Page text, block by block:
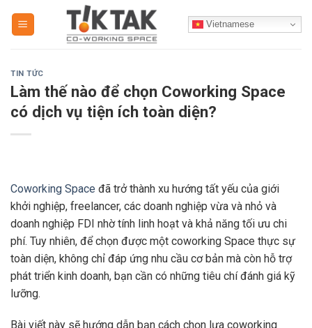
Vietnamese
TIN TỨC
Làm thế nào để chọn Coworking Space
có dịch vụ tiện ích toàn diện?
Coworking Space đã trở thành xu hướng tất yếu của giới
khởi nghiệp, freelancer, các doanh nghiệp vừa và nhỏ và
doanh nghiệp FDI nhờ tính linh hoạt và khả năng tối ưu chi
phí. Tuy nhiên, để chọn được một coworking Space thực sự
toàn diện, không chỉ đáp ứng nhu cầu cơ bản mà còn hỗ trợ
phát triển kinh doanh, bạn cần có những tiêu chí đánh giá kỹ
lưỡng.
Bài viết này sẽ hướng dẫn bạn cách chọn lựa coworking